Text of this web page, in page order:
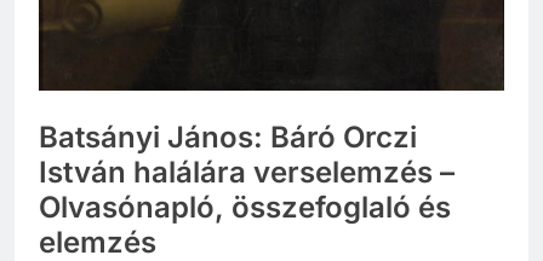
Batsányi János: Báró Orczi
István halálára verselemzés –
Olvasónapló, összefoglaló és
elemzés